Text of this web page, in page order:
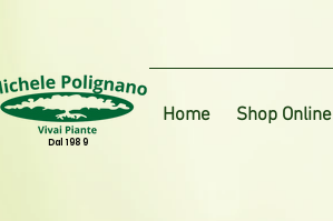
Dal 1989
Home Shop Online